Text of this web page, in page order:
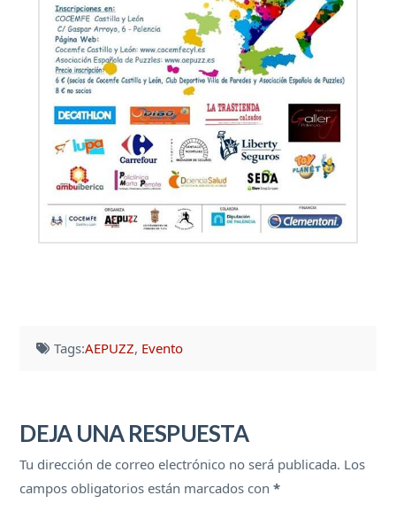
Tags:AEPUZZ, Evento
DEJA UNA RESPUESTA
Tu dirección de correo electrónico no será publicada. Los
campos obligatorios están marcados con*